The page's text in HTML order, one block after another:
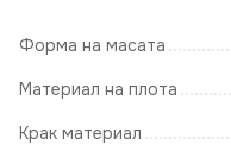
Форма на масата
Материал на плота
Крак материал